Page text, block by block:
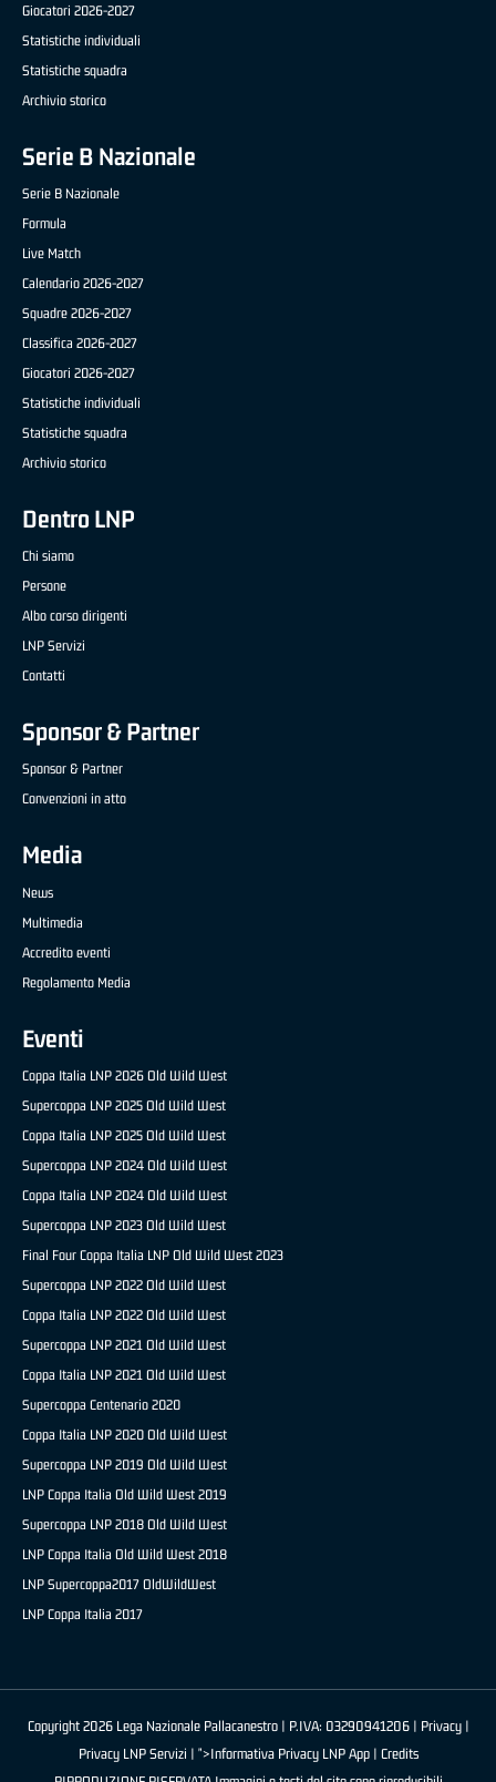
Giocatori 2026-2027
Statistiche individuali
Statistiche squadra
Archivio storico
Serie B Nazionale
Serie B Nazionale
Formula
Live Match
Calendario 2026-2027
Squadre 2026-2027
Classifica 2026-2027
Giocatori 2026-2027
Statistiche individuali
Statistiche squadra
Archivio storico
Dentro LNP
Chi siamo
Persone
Albo corso dirigenti
LNP Servizi
Contatti
Sponsor & Partner
Sponsor & Partner
Convenzioni in atto
Media
News
Multimedia
Accredito eventi
Regolamento Media
Eventi
Coppa Italia LNP 2026 Old Wild West
Supercoppa LNP 2025 Old Wild West
Coppa Italia LNP 2025 Old Wild West
Supercoppa LNP 2024 Old Wild West
Coppa Italia LNP 2024 Old Wild West
Supercoppa LNP 2023 Old Wild West
Final Four Coppa Italia LNP Old Wild West 2023
Supercoppa LNP 2022 Old Wild West
Coppa Italia LNP 2022 Old Wild West
Supercoppa LNP 2021 Old Wild West
Coppa Italia LNP 2021 Old Wild West
Supercoppa Centenario 2020
Coppa Italia LNP 2020 Old Wild West
Supercoppa LNP 2019 Old Wild West
LNP Coppa Italia Old Wild West 2019
Supercoppa LNP 2018 Old Wild West
LNP Coppa Italia Old Wild West 2018
LNP Supercoppa2017 OldWildWest
LNP Coppa Italia 2017
Copyright 2026 Lega Nazionale Pallacanestro | P.IVA: 03290941206 | Privacy|
Privacy LNP Servizi | ">Informativa Privacy LNP App | Credits